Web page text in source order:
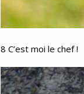
8 C’est moi le chef !